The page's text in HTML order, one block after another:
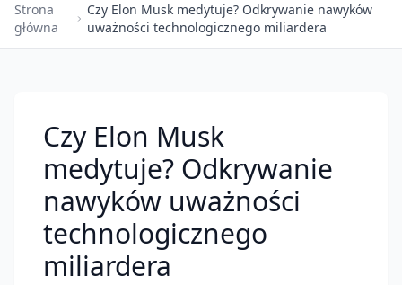
Strona
główna
Czy Elon Musk medytuje? Odkrywanie nawyków
uważności technologicznego miliardera
Czy Elon Musk
medytuje? Odkrywanie
nawyków uważności
technologicznego
miliardera